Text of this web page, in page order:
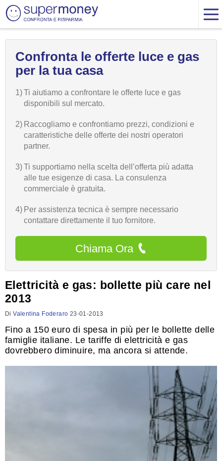
Confronta le offerte luce e gas
per la tua casa
1)Ti aiutiamo a confrontare le offerte luce e gas
disponibili sul mercato.
2) Raccogliamo e confrontiamo prezzi, condizioni e
caratteristiche delle offerte dei nostri operatori
partner.
3)Ti supportiamo nella scelta dell’offerta più adatta
alle tue esigenze di casa. La consulenza
commerciale è gratuita.
4) Per assistenza tecnica è sempre necessario
contattare direttamente il tuo fornitore.
Chiama Ora
Elettricità e gas: bollette più care nel
2013
DiValentina Foderaro 23-01-2013
Fino a 150 euro di spesa in più per le bollette delle
famiglie italiane. Le tariffe di elettricità e gas
dovrebbero diminuire, ma ancora si attende.